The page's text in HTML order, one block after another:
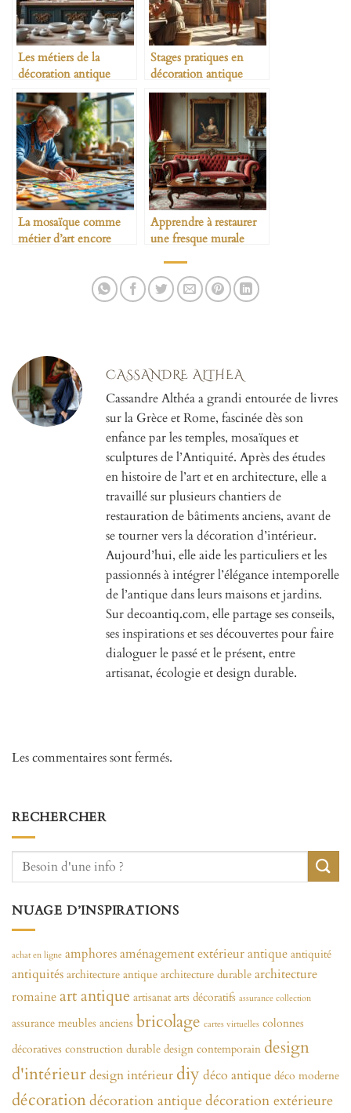
Les métiers de la
décoration antique
aujourd’hui
Stages pratiques en
décoration antique
La mosaïque comme
métier d’art encore
Apprendre à restaurer
une fresque murale
CASSANDRE ALTHEA
Cassandre Althéa a grandi entourée de livres
sur la Grèce et Rome, fascinée dès son
enfance par les temples, mosaïques et
sculptures de l’Antiquité. Après des études
en histoire de l’art et en architecture, elle a
travaillé sur plusieurs chantiers de
restauration de bâtiments anciens, avant de
se tourner vers la décoration d’intérieur.
Aujourd’hui, elle aide les particuliers et les
passionnés à intégrer l’élégance intemporelle
de l’antique dans leurs maisons et jardins.
Sur decoantiq.com, elle partage ses conseils,
ses inspirations et ses découvertes pour faire
dialoguer le passé et le présent, entre
artisanat, écologie et design durable.
Les commentaires sont fermés.
RECHERCHER
NUAGE D’INSPIRATIONS
achat en ligne amphoresaménagement extérieurantique antiquité
antiquités architecture antique architecture durable architecture
romaineart antique artisanat arts décoratifs assurance collection
assurance meubles anciens bricolage cartes virtuelles colonnes
décoratives construction durable design contemporain design
d'intérieurdesign intérieur diy déco antique déco moderne
décorationdécoration antiquedécoration extérieure